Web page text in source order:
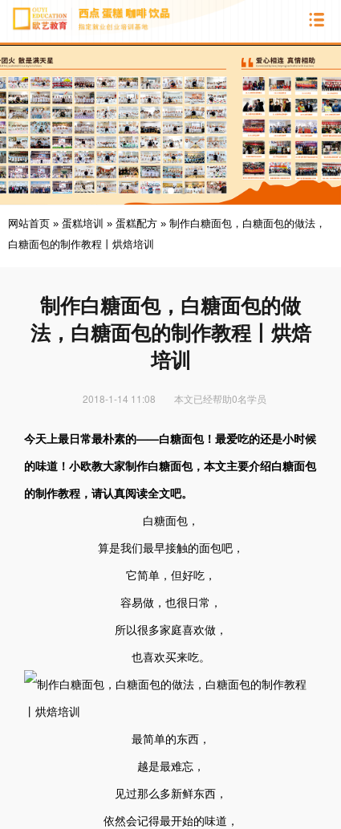
网站首页 » 蛋糕培训 » 蛋糕配方 » 制作白糖面包，白糖面包的做法，
白糖面包的制作教程丨烘焙培训
制作白糖面包，白糖面包的做
法，白糖面包的制作教程丨烘焙
培训
2018-1-14 11:08 本文已经帮助0名学员
今天上最日常最朴素的——白糖面包！最爱吃的还是小时候
的味道！小欧教大家制作白糖面包，本文主要介绍白糖面包
的制作教程，请认真阅读全文吧。
白糖面包，
算是我们最早接触的面包吧，
它简单，但好吃，
容易做，也很日常，
所以很多家庭喜欢做，
也喜欢买来吃。
最简单的东西，
越是最难忘，
见过那么多新鲜东西，
依然会记得最开始的味道，